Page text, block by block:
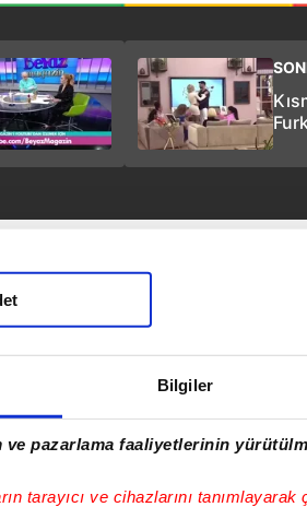
Bilgiler
pazarlama faaliyetlerinin
tarayıcı ve cihazlarını tanımlayarak